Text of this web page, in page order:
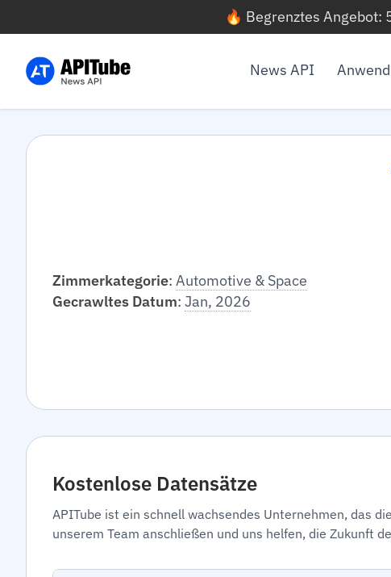
🔥 Begrenztes Angebot:
News API
Zimmerkategorie: Automotive & Space
Gecrawltes Datum: Jan, 2026
Kostenlose Datensätze
APITube ist ein schnell wachsendes Unternehmen, das
unserem Team anschließen und uns helfen, die Zukunft